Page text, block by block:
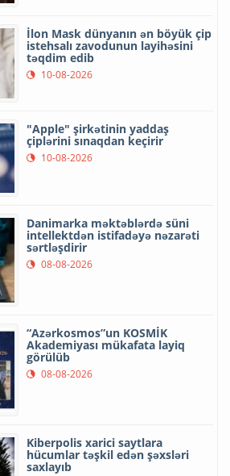
İlon Mask dünyanın ən böyük çip
istehsalı zavodunun layihəsini
təqdim edib
10-08-2026
"Apple" şirkətinin yaddaş
çiplərini sınaqdan keçirir
10-08-2026
Danimarka məktəblərdə süni
intellektdən istifadəyə nəzarəti
sərtləşdirir
08-08-2026
“Azərkosmos”un KOSMİK
Akademiyası mükafata layiq
görülüb
08-08-2026
Kiberpolis xarici saytlara
hücumlar təşkil edən şəxsləri
saxlayıb